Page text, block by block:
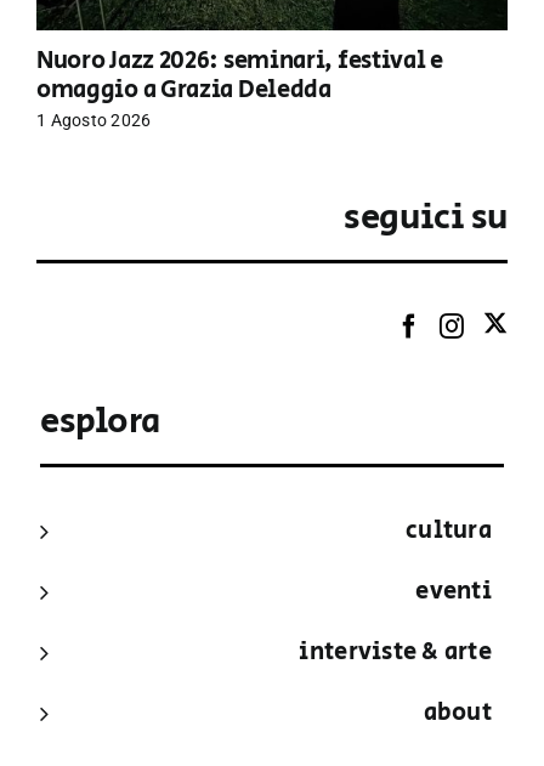
Nuoro Jazz 2026: seminari, festival e
omaggio a Grazia Deledda
1 Agosto 2026
seguici su
esplora
cultura
eventi
interviste & arte
about